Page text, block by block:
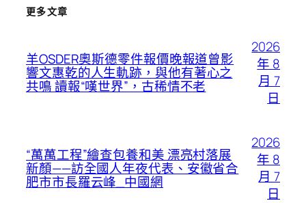
更多文章
羊OSDER奧斯德零件報價晚報道曾影
響文惠乾的人生軌跡，與他有著心之
共鳴 讀報“嘆世界”，古稀情不老
2026
年 8
月 7
日
“萬萬工程”繪查包養和美 漂亮村落展
新顏——訪全國人年夜代表、安徽省合
肥市市長羅云峰_中國網
2026
年 8
月 7
日